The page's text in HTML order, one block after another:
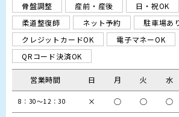
骨盤調整 産前・産後 日・祝OK
柔道整復師
ネット予約
駐車場あ
クレジットカードOK
電子マネーOK
QRコード決済OK
営業時間 日 月 火 水
8：30～12：30 × ○ ○ ○